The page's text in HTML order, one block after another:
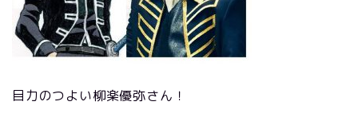
目力のつよい柳楽優弥さん！